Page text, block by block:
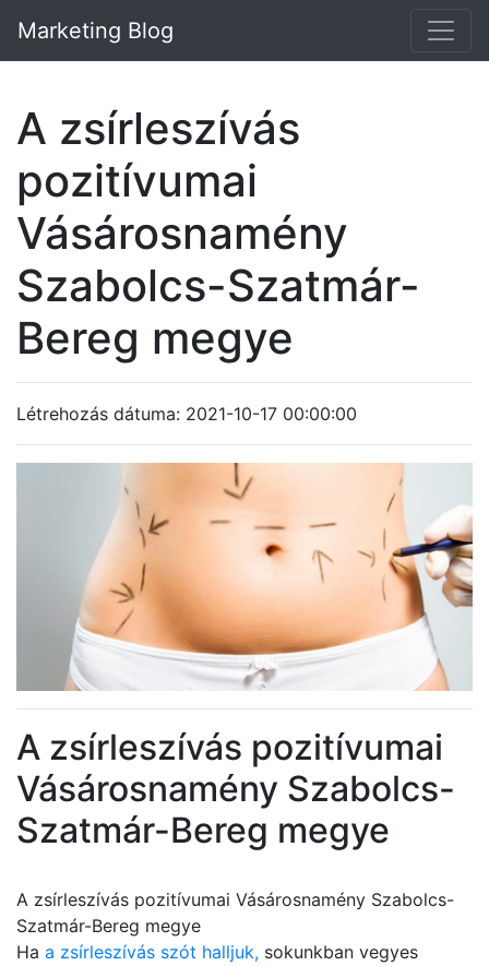
Marketing Blog
A zsírleszívás
pozitívumai
Vásárosnamény
Szabolcs-Szatmár-
Bereg megye
Létrehozás dátuma: 2021-10-17 00:00:00
A zsírleszívás pozitívumai
Vásárosnamény Szabolcs-
Szatmár-Bereg megye
A zsírleszívás pozitívumai Vásárosnamény Szabolcs-
Szatmár-Bereg megye
Ha a zsírleszívás szót halljuk, sokunkban vegyes